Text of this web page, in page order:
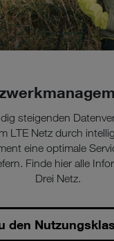
steigenden
LTE Netz durch
eine optimale
Finde hier alle
Drei Netz.
den